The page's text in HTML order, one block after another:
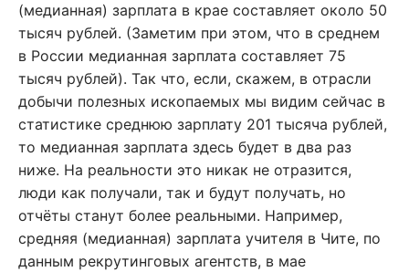
(медианная) зарплата в крае составляет около 50
тысяч рублей. (Заметим при этом, что в среднем
в России медианная зарплата составляет 75
тысяч рублей). Так что, если, скажем, в отрасли
добычи полезных ископаемых мы видим сейчас в
статистике среднюю зарплату 201 тысяча рублей,
то медианная зарплата здесь будет в два раз
ниже. На реальности это никак не отразится,
люди как получали, так и будут получать, но
отчёты станут более реальными. Например,
средняя (медианная) зарплата учителя в Чите, по
данным рекрутинговых агентств, в мае